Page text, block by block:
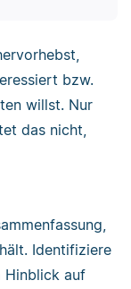
bzw.
willst. Nur
das nicht,
Identifiziere
Hinblick auf